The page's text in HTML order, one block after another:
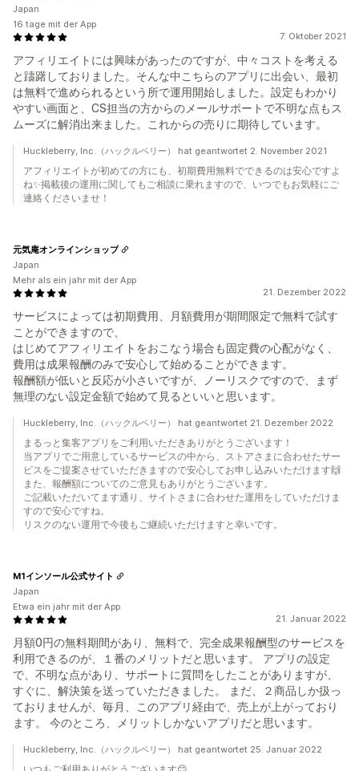
7. Oktober 2021
アフィリエイトには興味があったのですが、中々コストを考える
と躊躇しておりました。そんな中こちらのアプリに出会い、最初
は無料で進められるという所で運用開始しました。設定もわかり
やすい画面と、CS担当の方からのメールサポートで不明な点もス
ムーズに解消出来ました。これからの売りに期待しています。
Japan
16 tage mit der App
Huckleberry, Inc.（ハックルベリー） hat geantwortet 2. November 2021
アフィリエイトが初めての方にも、初期費用無料でできるのは安心ですよ
ね✨掲載後の運用に関してもご相談に乗れますので、いつでもお気軽にご
連絡くださいませ！
21. Dezember 2022
サービスによっては初期費用、月額費用が期間限定で無料で試す
ことができますので、
はじめてアフィリエイトをおこなう場合も固定費の心配がなく、
費用は成果報酬のみで安心して始めることができます。
報酬額が低いと反応が小さいですが、ノーリスクですので、まず
無理のない設定金額で始めて見るといいと思います。
元気庵オンラインショップ
Japan
Mehr als ein jahr mit der App
Huckleberry, Inc.（ハックルベリー） hat geantwortet 21. Dezember 2022
まるっと集客アプリをご利用いただきありがとうございます！
当アプリでご用意しているサービスの中から、ストアさまに合わせたサー
ビスをご提案させていただきますので安心してお申し込みいただけます🙌
また、報酬額についてのご意見もありがとうございます。
ご記載いただいてます通り、サイトさまに合わせた運用をしていただけま
すので安心ですね。
リスクのない運用で今後もご継続いただけますと幸いです。
21. Januar 2022
月額0円の無料期間があり、無料で、完全成果報酬型のサービスを
利用できるのが、１番のメリットだと思います。 アプリの設定
で、不明な点があり、サポートに質問をしたことがありますが、
すぐに、解決策を送っていただきました。 まだ、２商品しか扱っ
ておりませんが、毎月、このアプリ経由で、売上が上がっており
ます。 今のところ、メリットしかないアプリだと思います。
M1インソール公式サイト
Japan
Etwa ein jahr mit der App
Huckleberry, Inc.（ハックルベリー） hat geantwortet 25. Januar 2022